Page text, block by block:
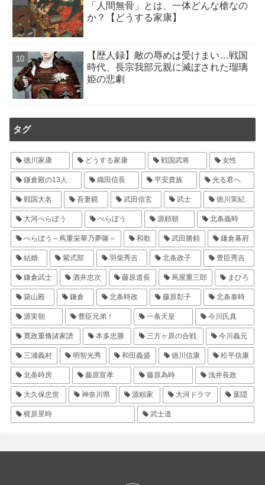
「人間無骨」とは、一体どんな槍なの
か？【どうする家康】
【歴人録】敵の辱めは受けまい…戦国
時代、長宗我部元親に滅ぼされた瑠璃
姫の悲劇
タグ
徳川家康 どうする家康 戦国武将 女性
鎌倉殿の13人 織田信長 平安貴族 光る君へ
戦国大名 吾妻鏡 武田信玄 武士 徳川実紀
大河べらぼう べらぼう 源頼朝 北条義時
べらぼう～蔦重栄華乃夢噺～ 和歌 武田勝頼 鎌倉幕府
結婚 紫式部 羽柴秀吉 北条政子 豊臣秀吉
鎌倉武士 酒井忠次 藤原道長 蔦屋重三郎 まひろ
築山殿 鎌倉 北条時政 藤原彰子 北条泰時
源実朝 豊臣兄弟！ 一条天皇 今川氏真
寛政重脩諸家譜 本多忠勝 三方ヶ原の合戦 今川義元
三浦義村 明智光秀 和田義盛 徳川信康 松平信康
北条時房 藤原宣孝 藤原為時 浅井長政
大久保忠世 神奈川県 源頼家 大河ドラマ 葉隠
梶原景時 武士道